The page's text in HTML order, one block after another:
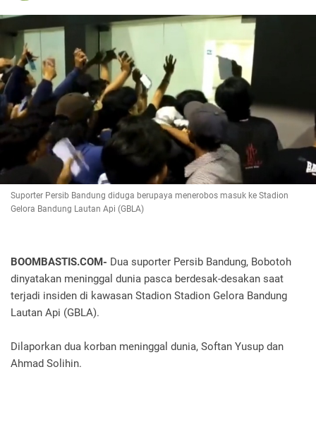
Suporter Persib Bandung diduga berupaya menerobos masuk ke Stadion
Gelora Bandung Lautan Api (GBLA)
BOOMBASTIS.COM- Dua suporter Persib Bandung, Bobotoh
dinyatakan meninggal dunia pasca berdesak-desakan saat
terjadi insiden di kawasan Stadion Stadion Gelora Bandung
Lautan Api (GBLA).
Dilaporkan dua korban meninggal dunia, Softan Yusup dan
Ahmad Solihin.